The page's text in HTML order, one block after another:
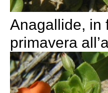
Anagallide, in
primavera